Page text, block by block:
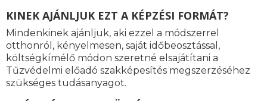
KINEK AJÁNLJUK EZT A KÉPZÉSI FORMÁT?
Mindenkinek ajánljuk, aki ezzel a módszerrel
otthonról, kényelmesen, saját időbeosztással,
költségkímélő módon szeretné elsajátítani a
Tűzvédelmi előadó szakképesítés megszerzéséhez
szükséges tudásanyagot.